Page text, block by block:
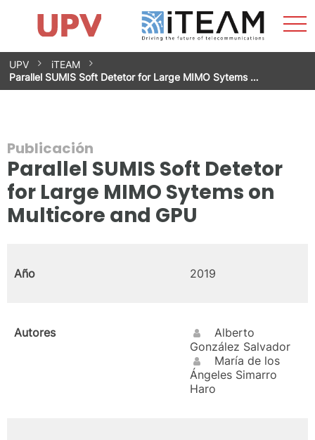
Saltar
contenido
Impacto
Grupos de investigación
Instalaciones
Spin-offs
Contacto
Prácticas
Noticias
Unidad de Igualdad
UPV
iTEAM
Parallel SUMIS Soft Detetor for Large MIMO Sytems …
Publicación
Parallel SUMIS Soft Detetor
for Large MIMO Sytems on
Multicore and GPU
Año 2019
Autores
Alberto
González Salvador
María de los
Ángeles Simarro
Haro